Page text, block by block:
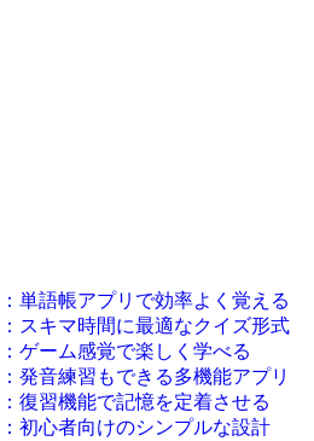
単語帳アプリで効率よく覚える
スキマ時間に最適なクイズ形式
ゲーム感覚で楽しく学べる
発音練習もできる多機能アプリ
復習機能で記憶を定着させる
初心者向けのシンプルな設計